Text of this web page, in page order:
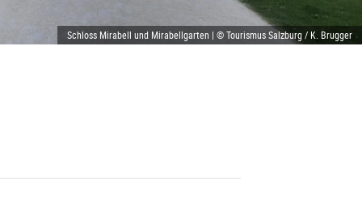
Schloss Mirabell und Mirabellgarten | © Tourismus Salzburg / K. Brugger